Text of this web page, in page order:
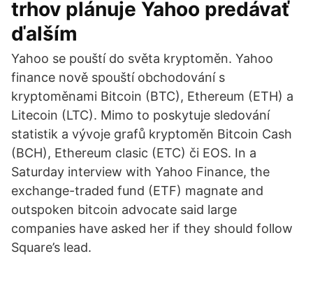
trhov plánuje Yahoo predávať
ďalším
Yahoo se pouští do světa kryptoměn. Yahoo
finance nově spouští obchodování s
kryptoměnami Bitcoin (BTC), Ethereum (ETH) a
Litecoin (LTC). Mimo to poskytuje sledování
statistik a vývoje grafů kryptoměn Bitcoin Cash
(BCH), Ethereum clasic (ETC) či EOS. In a
Saturday interview with Yahoo Finance, the
exchange-traded fund (ETF) magnate and
outspoken bitcoin advocate said large
companies have asked her if they should follow
Square’s lead.